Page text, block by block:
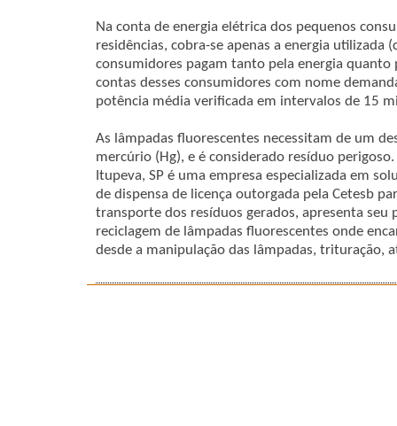
Na conta de energia elétrica dos pequenos
residências, cobra-se apenas a energia utilizada
consumidores pagam tanto pela energia quanto
contas desses consumidores com nome
potência média verificada em intervalos de 15
As lâmpadas fluorescentes necessitam de um
mercúrio (Hg), e é considerado resíduo
Itupeva, SP é uma empresa especializada em
de dispensa de licença outorgada pela Cetesb
transporte dos resíduos gerados, apresenta seu
reciclagem de lâmpadas fluorescentes onde
desde a manipulação das lâmpadas, trituração,